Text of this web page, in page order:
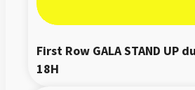
First Row GALA STAND UP
18H